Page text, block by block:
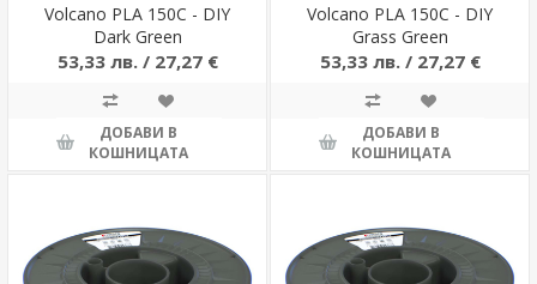
Volcano PLA 150C - DIY
Dark Green
53,33 лв. / 27,27 €
ДОБАВИ В
КОШНИЦАТА
Volcano PLA 150C - DIY
Grass Green
53,33 лв. / 27,27 €
ДОБАВИ В
КОШНИЦАТА